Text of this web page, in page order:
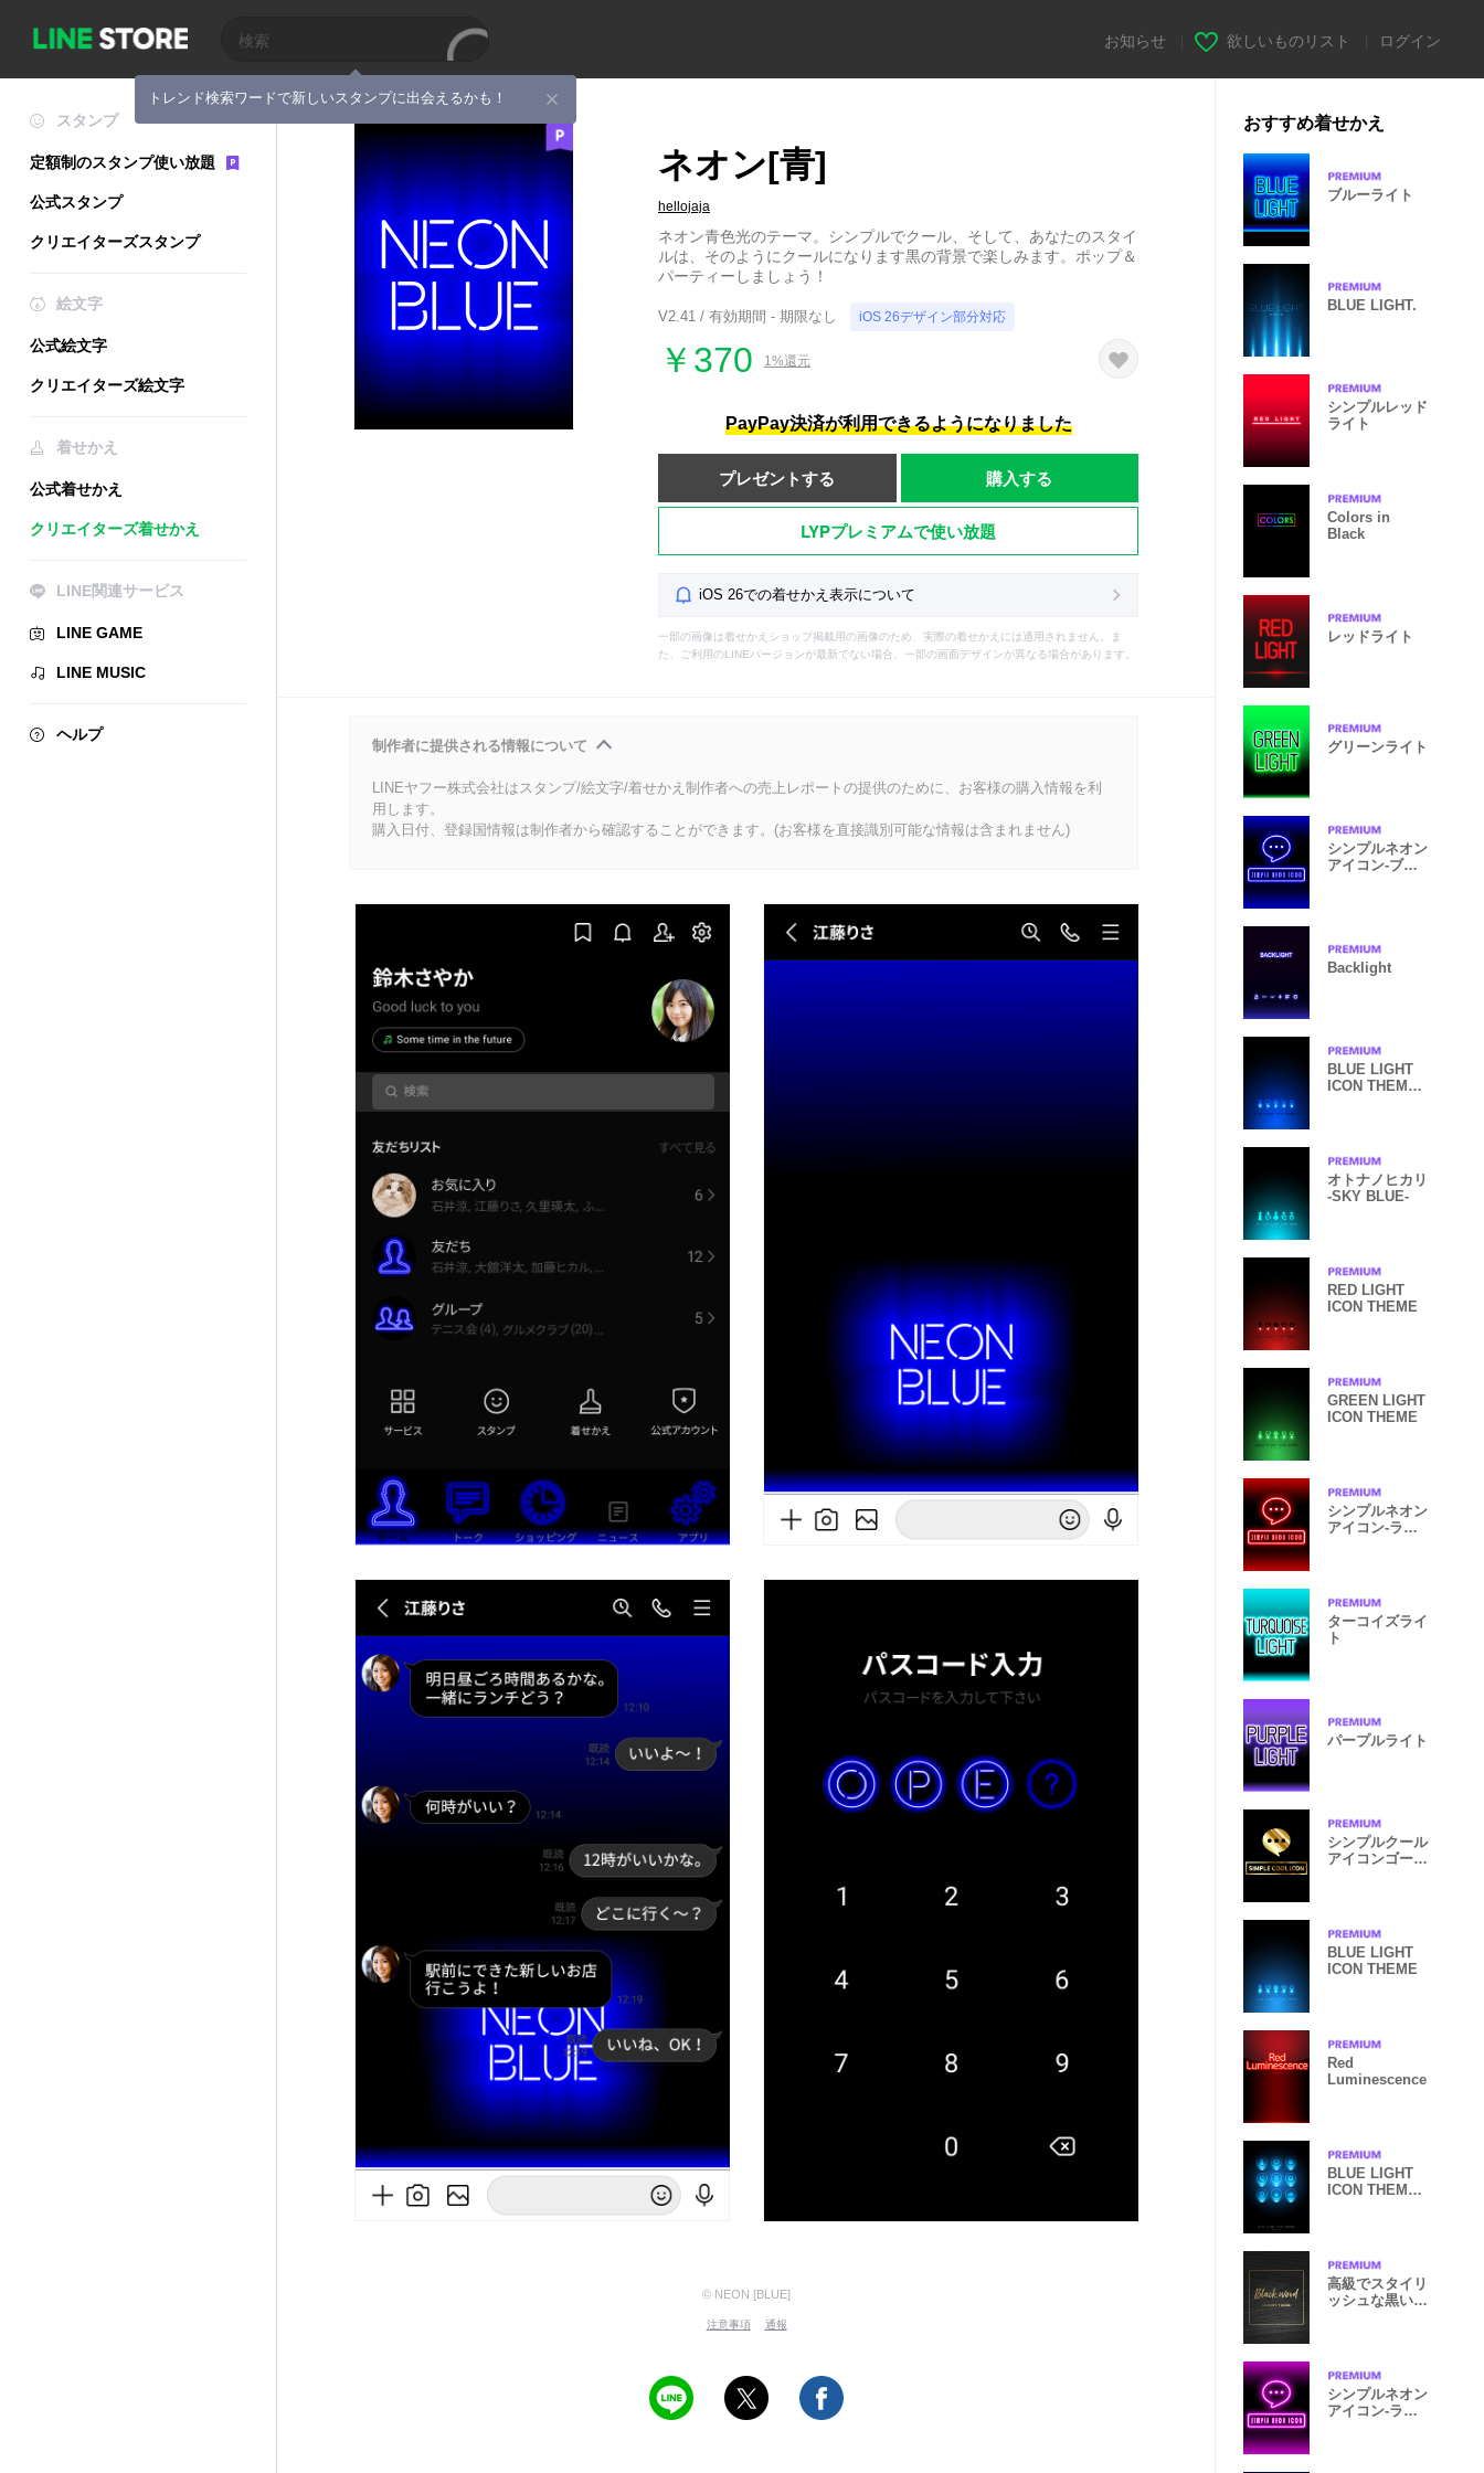
トレンド検索ワードで新しいスタンプに出会えるかも！
お知らせ 欲しいものリスト ログイン
スタンプ
定額制のスタンプ使い放題
公式スタンプ
クリエイターズスタンプ
絵文字
公式絵文字
クリエイターズ絵文字
着せかえ
公式着せかえ
クリエイターズ着せかえ
LINE関連サービス
LINE GAME
LINE MUSIC
ヘルプ
ネオン[青]
hellojaja
ネオン青色光のテーマ。シンプルでクール、そして、あなたのスタイ
ルは、そのようにクールになります黒の背景で楽しみます。ポップ＆
パーティーしましょう！
V2.41 / 有効期間 - 期限なし iOS 26デザイン部分対応
￥370 1%還元
PayPay決済が利用できるようになりました
プレゼントする 購入する
LYPプレミアムで使い放題
iOS 26での着せかえ表示について
一部の画像は着せかえショップ掲載用の画像のため、実際の着せかえには適用されません。ま
た、ご利用のLINEバージョンが最新でない場合、一部の画面デザインが異なる場合があります。
制作者に提供される情報について
LINEヤフー株式会社はスタンプ/絵文字/着せかえ制作者への売上レポートの提供のために、お客様の購入情報を利
用します。
購入日付、登録国情報は制作者から確認することができます。(お客様を直接識別可能な情報は含まれません)
© NEON [BLUE]
注意事項 通報
おすすめ着せかえ
ブルーライト
BLUE LIGHT.
シンプルレッド
ライト
Colors in
Black
レッドライト
グリーンライト
シンプルネオン
アイコン-ブル
Backlight
BLUE LIGHT
ICON THEME
オトナノヒカリ
-SKY BLUE-
RED LIGHT
ICON THEME
GREEN LIGHT
ICON THEME
シンプルネオン
アイコン-ライ
ターコイズライ
ト
パープルライト
シンプルクール
アイコンゴール
BLUE LIGHT
ICON THEME
Red
Luminescence
BLUE LIGHT
ICON THEME
高級でスタイリ
ッシュな黒い木
シンプルネオン
アイコン-ライ